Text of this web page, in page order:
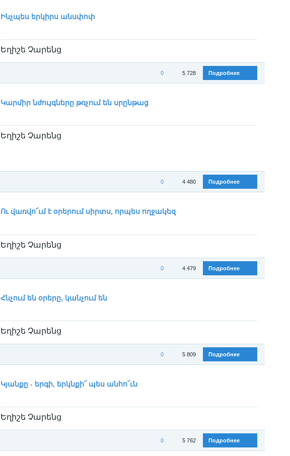
Ինչպես երկիրս անսփոփ
Եղիշե Չարենց
Подробнее
5 728
0
Կարմիր նժույգները թռչում են սրընթաց
Եղիշե Չարենց
Подробнее
4 480
0
Ու վառվո՜ւմ է օրերում սիրտս, որպես ողջակեզ
Եղիշե Չարենց
Подробнее
4 479
0
Հնչում են օրերը, կանչում են
Եղիշե Չարենց
Подробнее
5 809
0
Կյանքը - երգի, երկնքի՜ պես անհո՜ւն
Եղիշե Չարենց
Подробнее
5 762
0